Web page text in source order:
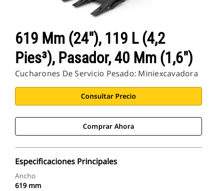
619 Mm (24"), 119 L (4,2
Pies³), Pasador, 40 Mm (1,6")
Cucharones De Servicio Pesado: Miniexcavadora
Consultar Precio
Comprar Ahora
Especificaciones Principales
Ancho
619 mm